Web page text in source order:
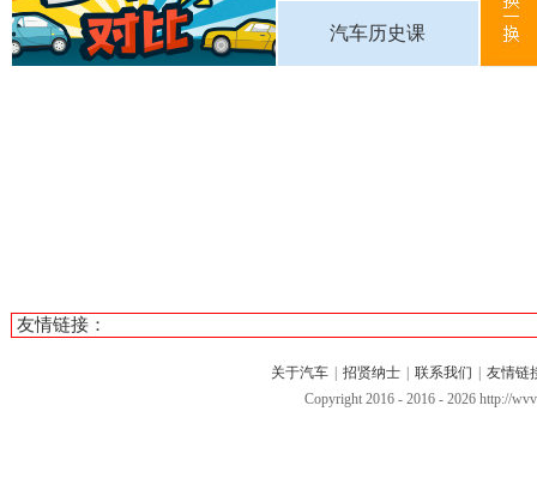
汽车历史课
友情链接：
关于汽车 招贤纳士 联系我们
友情链
Copyright 2016 - 2016 -2026 http://